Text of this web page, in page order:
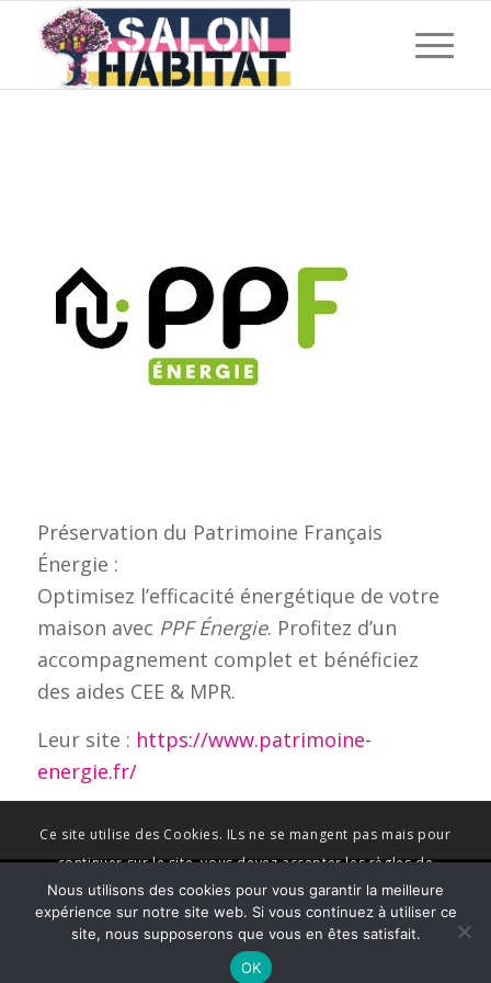
Préservation du Patrimoine Français
Énergie :
Optimisez l’efficacité énergétique de votre
maison avec PPF Énergie. Profitez d’un
accompagnement complet et bénéficiez
des aides CEE & MPR.
Leur site : https://www.patrimoine-
energie.fr/
Salon de l'Habitat de Carquefou - Site mis à flot par Graph'in !
Enfold Theme by Kriesi
Conditions Générales de Vente
Ce site utilise des Cookies. ILs ne se mangent pas mais pour
continuer sur le site, vous devez accepter les règles de
confidentialité et l'utilisation de ces cookies pour vous rendre la
navigation plus agréable.
Learn more
Nous utilisons des cookies pour vous garantir la meilleure
expérience sur notre site web. Si vous continuez à utiliser ce
site, nous supposerons que vous en êtes satisfait.
OK